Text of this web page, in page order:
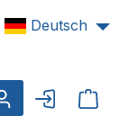
Deutsch